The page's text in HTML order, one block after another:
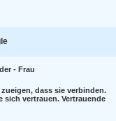
- Frau
dass sie verbinden.
sich vertrauen. Vertrauende